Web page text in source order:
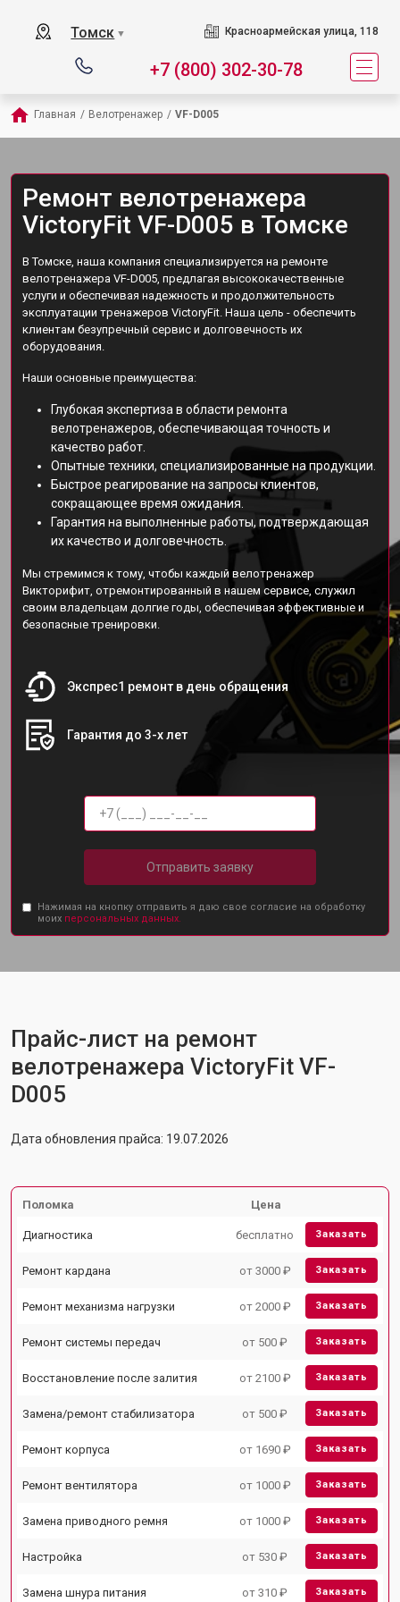
Томск ▼ Красноармейская улица, 118
+7 (800) 302-30-78
Главная / Велотренажер / VF-D005
Ремонт велотренажера
VictoryFit VF-D005 в Томске
В Томске, наша компания специализируется на ремонте
велотренажера VF-D005, предлагая высококачественные
услуги и обеспечивая надежность и продолжительность
эксплуатации тренажеров VictoryFit. Наша цель - обеспечить
клиентам безупречный сервис и долговечность их
оборудования.
Наши основные преимущества:
Глубокая экспертиза в области ремонта
велотренажеров, обеспечивающая точность и
качество работ.
Опытные техники, специализированные на продукции.
Быстрое реагирование на запросы клиентов,
сокращающее время ожидания.
Гарантия на выполненные работы, подтверждающая
их качество и долговечность.
Мы стремимся к тому, чтобы каждый велотренажер
Викторифит, отремонтированный в нашем сервисе, служил
своим владельцам долгие годы, обеспечивая эффективные и
безопасные тренировки.
Экспрес1 ремонт в день обращения
Гарантия до 3-х лет
Отправить заявку
Нажимая на кнопку отправить я даю свое согласие на обработку
моих персональных данных.
Прайс-лист на ремонт
велотренажера VictoryFit VF-
D005
Дата обновления прайса: 19.07.2026
Поломка Цена
Диагностика бесплатно Заказать
Ремонт кардана от 3000 ₽ Заказать
Ремонт механизма нагрузки от 2000 ₽ Заказать
Ремонт системы передач от 500 ₽ Заказать
Восстановление после залития от 2100 ₽ Заказать
Замена/ремонт стабилизатора от 500 ₽ Заказать
Ремонт корпуса от 1690 ₽ Заказать
Ремонт вентилятора от 1000 ₽ Заказать
Замена приводного ремня от 1000 ₽ Заказать
Настройка от 530 ₽ Заказать
Замена шнура питания от 310 ₽ Заказать